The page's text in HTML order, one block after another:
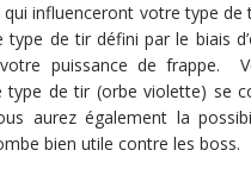
qui influenceront votre type
type de tir défini par le biais
puissance de frappe.
type de tir (orbe violette) se
aurez également la
bien utile contre les boss.